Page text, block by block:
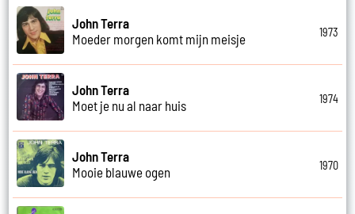
John Terra
Moeder morgen komt mijn meisje
1973
John Terra
Moet je nu al naar huis
1974
John Terra
Mooie blauwe ogen
1970